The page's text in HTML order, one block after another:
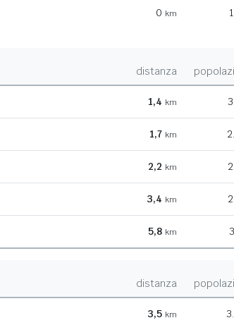
0 km
distanza
1,4 km
1,7 km
2,2 km
3,4 km
5,8 km
distanza
3,5 km